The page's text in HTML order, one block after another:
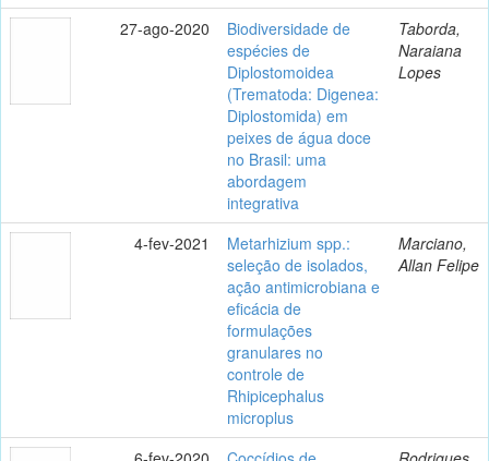
27-ago-2020
Biodiversidade de
espécies de
Diplostomoidea
(Trematoda: Digenea:
Diplostomida) em
peixes de água doce
no Brasil: uma
abordagem
integrativa
Taborda,
Naraiana
Lopes
4-fev-2021
Metarhizium spp.:
seleção de isolados,
ação antimicrobiana e
eficácia de
formulações
granulares no
controle de
Rhipicephalus
microplus
Marciano,
Allan Felipe